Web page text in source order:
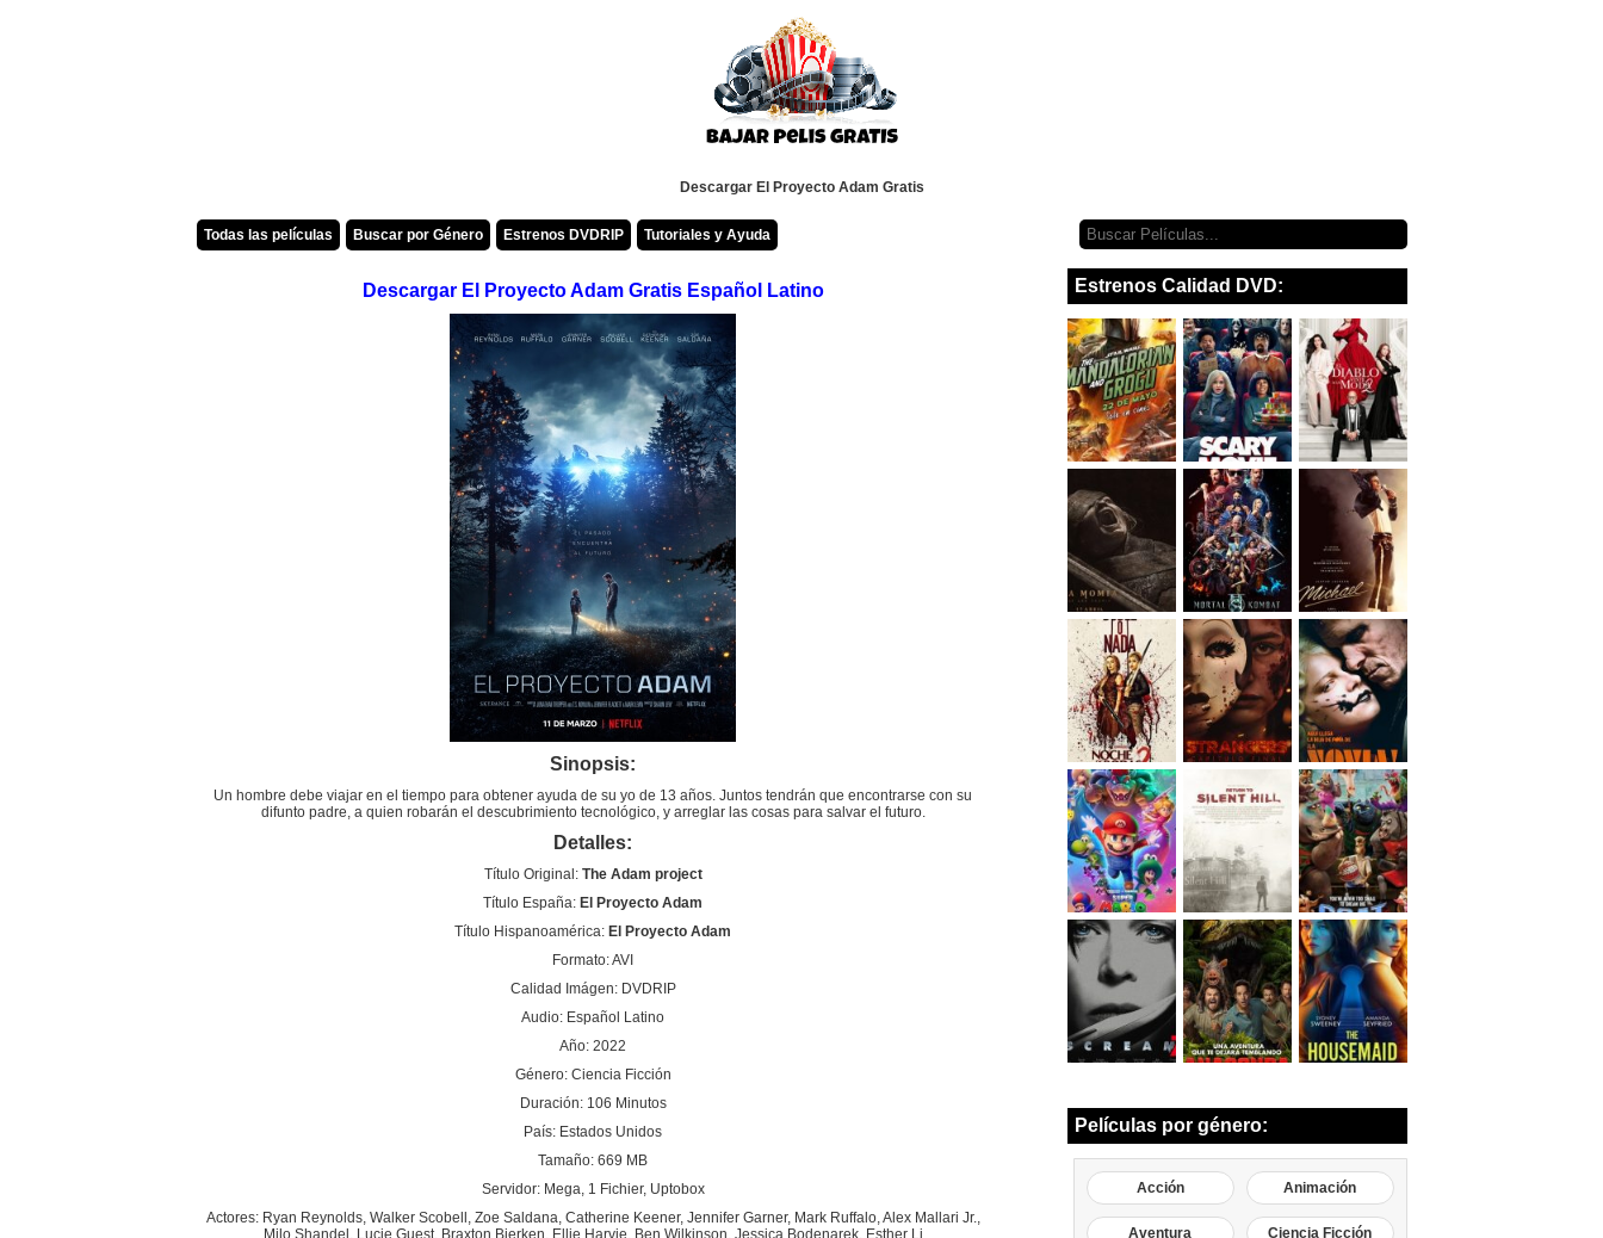
Descargar El Proyecto Adam Gratis
Todas las películas Buscar por Género Estrenos DVDRIP Tutoriales y Ayuda
Descargar El Proyecto Adam Gratis Español Latino
Sinopsis:
Un hombre debe viajar en el tiempo para obtener ayuda de su yo de 13 años. Juntos tendrán que encontrarse con su
difunto padre, a quien robarán el descubrimiento tecnológico, y arreglar las cosas para salvar el futuro.
Detalles:
Título Original: The Adam project
Título España: El Proyecto Adam
Título Hispanoamérica: El Proyecto Adam
Formato: AVI
Calidad Imágen: DVDRIP
Audio: Español Latino
Año: 2022
Género: Ciencia Ficción
Duración: 106 Minutos
País: Estados Unidos
Tamaño: 669 MB
Servidor: Mega, 1 Fichier, Uptobox
Actores: Ryan Reynolds, Walker Scobell, Zoe Saldana, Catherine Keener, Jennifer Garner, Mark Ruffalo, Alex Mallari Jr.,
Milo Shandel, Lucie Guest, Braxton Bjerken, Ellie Harvie, Ben Wilkinson, Jessica Bodenarek, Esther Li
Estrenos Calidad DVD:
Películas por género:
Acción Animación
Aventura Ciencia Ficción